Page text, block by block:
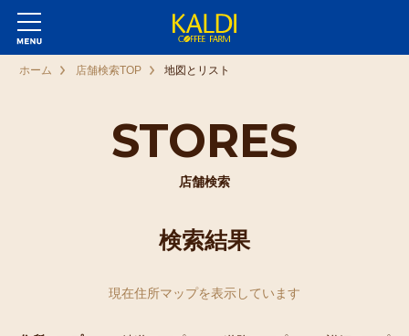
STORES
店舗検索
ホーム 店舗検索TOP 地図とリスト
検索結果
現在住所マップを表示しています